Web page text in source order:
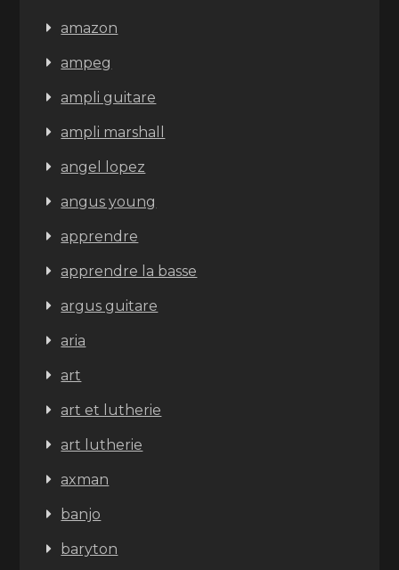
amazon
ampeg
ampli guitare
ampli marshall
angel lopez
angus young
apprendre
apprendre la basse
argus guitare
aria
art
art et lutherie
art lutherie
axman
banjo
baryton